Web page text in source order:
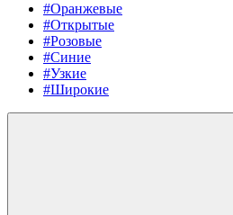
#Оранжевые
#Открытые
#Розовые
#Синие
#Узкие
#Широкие